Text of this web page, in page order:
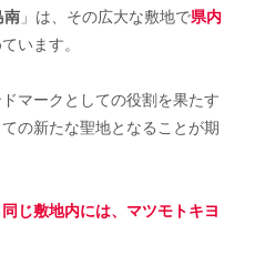
南 」は、その広大な敷地で県内
います。
マークとしての役割を果たす
の新たな聖地となることが期
同じ敷地内には、マツモトキヨ